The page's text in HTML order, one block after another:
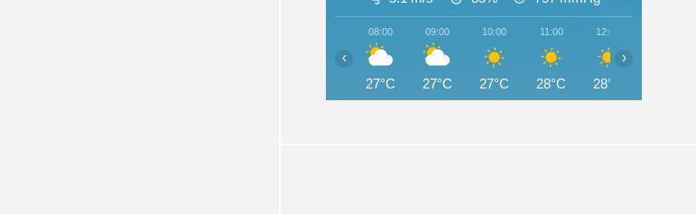
08:00
27°C
09:00
27°C
10:00
27°C
11:00
28°C
12:00
28°C
‹ ›